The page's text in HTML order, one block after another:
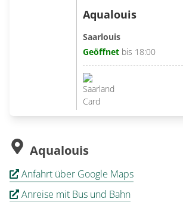
Aqualouis
Saarlouis
Geöffnet bis 18:00
Aqualouis
Anfahrt über Google Maps
Anreise mit Bus und Bahn